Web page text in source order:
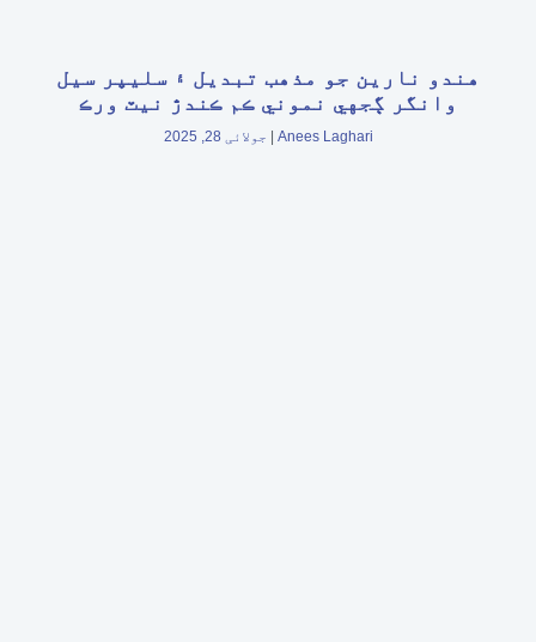
هندو نارين جو مذهب تبديل ۽ سليپر سيل
وانگر ڳجهي نموني ڪم ڪندڙ نيٽ ورڪ
Anees Laghari جولائی 28, 2025